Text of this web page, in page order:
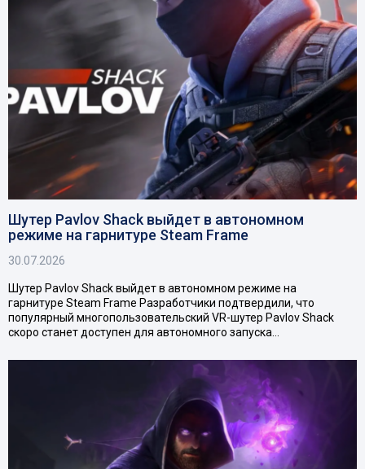
Шутер Pavlov Shack выйдет в автономном
режиме на гарнитуре Steam Frame
30.07.2026
Шутер Pavlov Shack выйдет в автономном режиме на
гарнитуре Steam Frame Разработчики подтвердили, что
популярный многопользовательский VR-шутер Pavlov Shack
скоро станет доступен для автономного запуска…